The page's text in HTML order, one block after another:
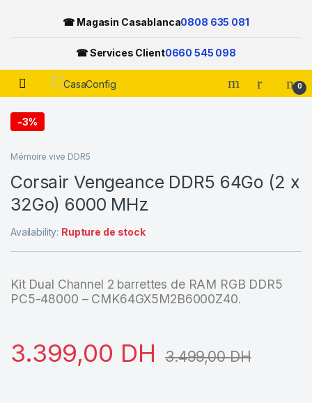
☎ Magasin Casablanca0808 635 081
☎ Services Client0660 545 098
Open 0
-3%
Mémoire vive DDR5
Corsair Vengeance DDR5 64Go (2 x
32Go) 6000 MHz
Availability: Rupture de stock
Kit Dual Channel 2 barrettes de RAM RGB DDR5
PC5-48000 – CMK64GX5M2B6000Z40.
3.399,00 DH 3.499,00DH